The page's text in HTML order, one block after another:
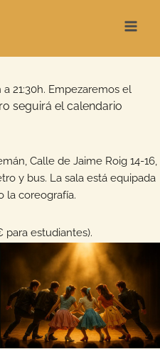
21:30h. Empezaremos el
seguirá el calendario
Calle de Jaime Roig 14-16,
y bus. La sala está equipada
la coreografía.
para estudiantes).